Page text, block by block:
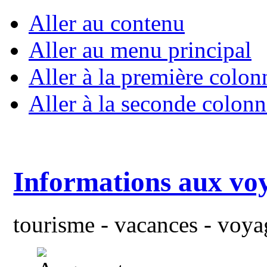
Aller au contenu
Aller au menu principal
Aller à la première
Aller à la seconde
Informations aux
tourisme - vacances -